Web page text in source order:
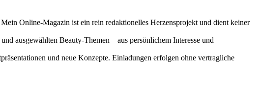
Online-Magazin ist ein rein redaktionelles Herzensprojekt und dient keiner
ausgewählten Beauty-Themen – aus persönlichem Interesse und
und neue Konzepte. Einladungen erfolgen ohne vertragliche